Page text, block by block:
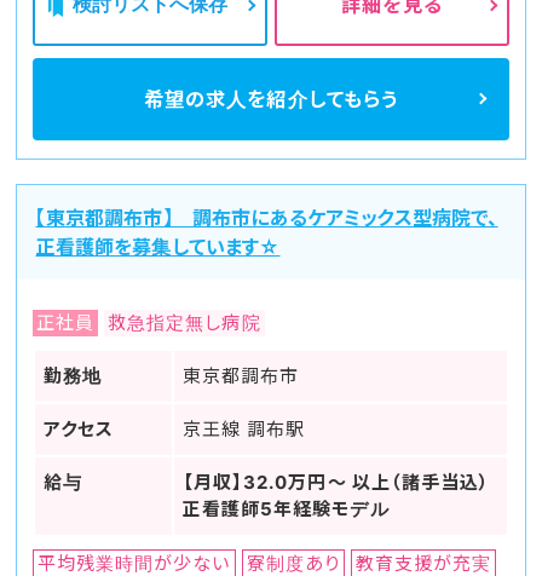
詳細を見る
希望の求人を紹介してもらう
【東京都調布市】 調布市にあるケアミックス型病院で、
正看護師を募集しています☆
正社員 救急指定無し病院
勤務地 東京都調布市
アクセス 京王線 調布駅
給与
【月収】32.0万円～ 以上（諸手当込）
正看護師5年経験モデル
平均残業時間が少ない 寮制度あり
教育支援が充実